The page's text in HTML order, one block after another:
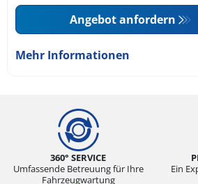
Angebot anfordern
Mehr Informationen
360° SERVICE
Umfassende Betreuung für Ihre
Fahrzeugwartung
Ein